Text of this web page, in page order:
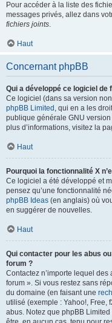
Pour accéder à la liste des
messages privés, allez dans
fichiers joints.
Haut
Concernant phpBB
Qui a développé ce logiciel de
Ce logiciel (dans sa version
phpBB Limited , qui en a les
publique générale GNU
plus d’informations, visitez la
Haut
Pourquoi la fonctionnalité X
Ce logiciel a été développé et
pensez qu’une fonctionnalité
phpBB Ideas (en anglais) où
en suggérer de nouvelles.
Haut
Qui contacter pour les abus
forum ?
Contactez n’importe lequel des
forum ». Si vous restez sans
du domaine (en faisant une
utilisé (exemple : Yahoo!, Free,
abus. Notez que phpBB Limited